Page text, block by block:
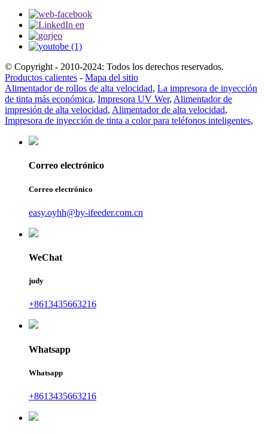
© Copyright - 2010-2024: Todos los derechos reservados.
Productos calientes - Mapa del sitio
Alimentador de rollos de alta velocidad, La impresora de inyección
de tinta más económica, Impresora UV Wer, Alimentador de
impresión de alta velocidad, Alimentador de alta velocidad,
Impresora de inyección de tinta a color para teléfonos inteligentes,
Correo electrónico
Correo electrónico
easy.oyhh@by-ifeeder.com.cn
WeChat
judy
+8613435663216
Whatsapp
Whatsapp
+8613435663216